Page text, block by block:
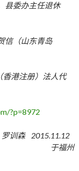
县委办主任退休
信（山东青岛
港注册）法人代
?p=8972
训森 2015.11.12
于福州